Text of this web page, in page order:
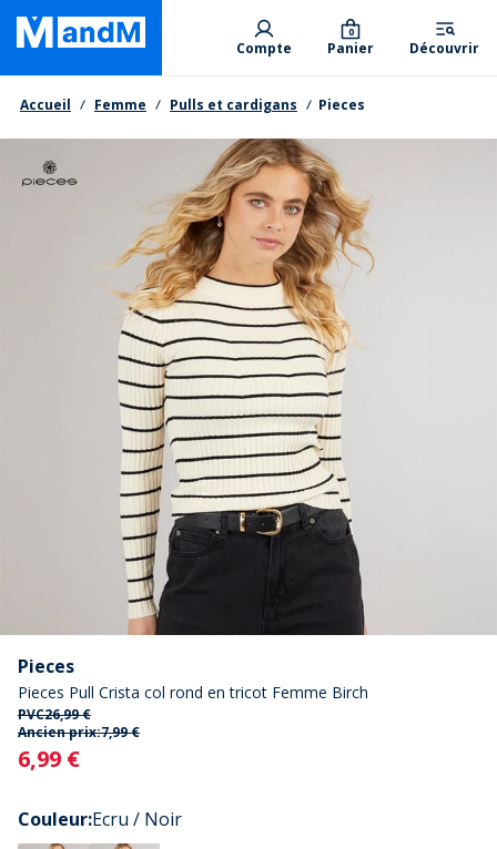
Skip
main
content
Primary departments
Compte Panier
0
Découvrir
Fil d'Ariane
Accueil Femme Pulls et cardigans Pieces
Pieces
Pieces Pull Crista col rond en tricot Femme Birch
PVC26,99 €
Ancien prix:7,99 €
Current
6,99 €
Couleur:Ecru / Noir